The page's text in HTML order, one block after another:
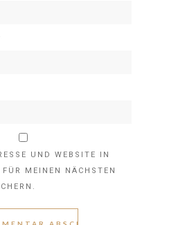
UND WEBSITE IN
MEINEN NÄCHSTEN